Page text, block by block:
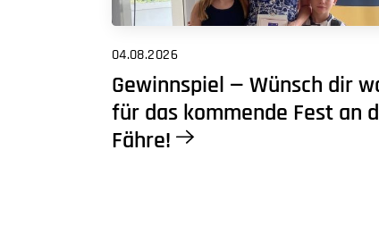
04.08.2026
Gewinnspiel — Wünsch dir
für das kommende Fest an
Fähre!